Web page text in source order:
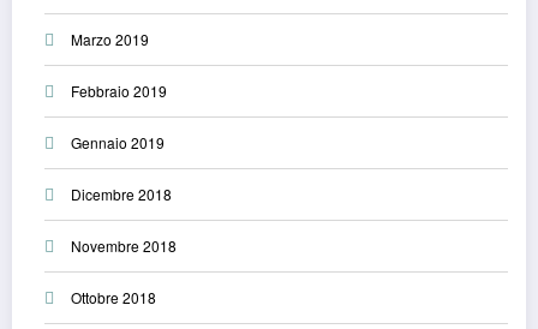
Marzo 2019
Febbraio 2019
Gennaio 2019
Dicembre 2018
Novembre 2018
Ottobre 2018